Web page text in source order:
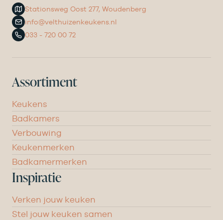
Stationsweg Oost 277, Woudenberg
info@velthuizenkeukens.nl
033 - 720 00 72
Assortiment
Keukens
Badkamers
Verbouwing
Keukenmerken
Badkamermerken
Inspiratie
Verken jouw keuken
Stel jouw keuken samen